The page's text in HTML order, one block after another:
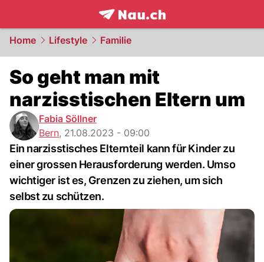
frontpage.NAU.ch
Home Lifestyle Familie
So geht man mit
narzisstischen Eltern um
Fabia Söllner
Bern, 21.08.2023 - 09:00
Ein narzisstisches Elternteil kann für Kinder zu
einer grossen Herausforderung werden. Umso
wichtiger ist es, Grenzen zu ziehen, um sich
selbst zu schützen.